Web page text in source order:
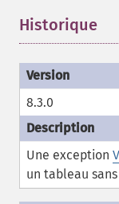
Historique
8.3.0
Une exception
un tableau